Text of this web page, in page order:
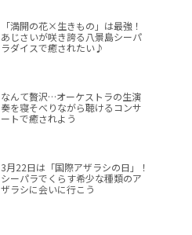
「満開の花×生きもの」は最強！
あじさいが咲き誇る八景島シーパ
ラダイスで癒されたい♪
なんて贅沢…オーケストラの生演
奏を寝そべりながら聴けるコンサ
ートで癒されよう
3月22日は「国際アザラシの日」！
シーパラでくらす希少な種類のア
ザラシに会いに行こう